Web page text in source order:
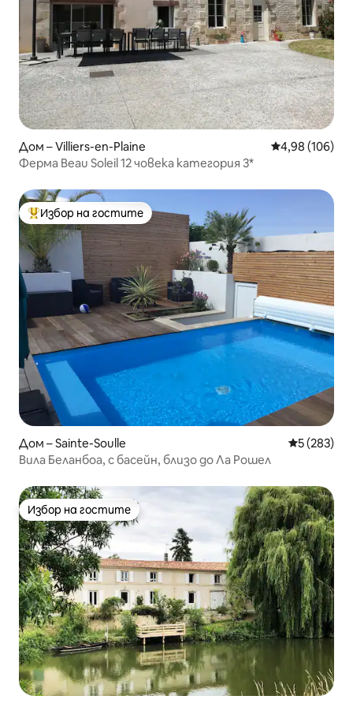
Дом – Villiers-en-Plaine Средна
4,98 (106)
Ферма Beau Soleil 12 човека категория 3*
Най-популярен избор на гостите
Избор на гостите
Дом – Sainte-Soulle Средна
5 (283)
Вила Беланбоа, с басейн, близо до Ла Рошел
Избор на гостите
Избор на гостите